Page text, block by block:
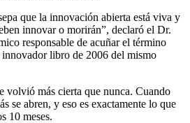
que la innovación abierta está viva y
innovar o morirán”, declaró el Dr.
responsable de acuñar el término
libro de 2006 del mismo
volvió más cierta que nunca. Cuando
se abren, y eso es exactamente lo que
10 meses.